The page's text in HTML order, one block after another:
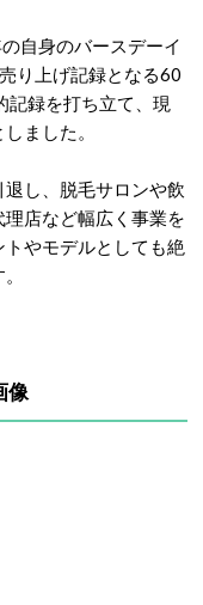
自身のバースデーイ
り上げ記録となる60
記録を打ち立て、現
ました。
し、脱毛サロンや飲
店など幅広く事業を
やモデルとしても絶
像